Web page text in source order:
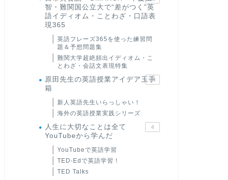
智・難関国公立大で“差がつく”英
語イディオム・ことわざ・口語表
現365
英語フレーズ365を使った練習問
題＆予想問題集
難関大学超絶頻出イディオム・こ
とわざ・会話文表現特集
原田先生の英語授業アイデア玉手
箱
24
新人英語先生いらっしゃい！
海外の英語授業実践シリーズ
人生に大切なことは全て
YouTubeから学んだ
4
YouTubeで英語学習
TED-Edで英語学習！
TED Talks